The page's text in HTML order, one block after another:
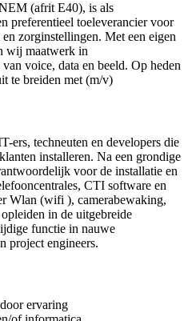
(afrit E40), is als
preferentieel toeleverancier voor
zorginstellingen. Met een eigen
wij maatwerk in
voice, data en beeld. Op heden
te breiden met (m/v)
ers, techneuten en developers die
installeren. Na een grondige
voor de installatie en
CTI software en
Wlan (wifi ), camerabewaking,
in de uitgebreide
functie in nauwe
project engineers.
ervaring